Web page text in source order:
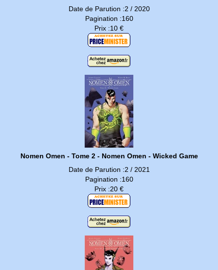
Date de Parution :2 / 2020
Pagination :160
Prix :10 €
Nomen Omen - Tome 2 - Nomen Omen - Wicked Game
Date de Parution :2 / 2021
Pagination :160
Prix :20 €